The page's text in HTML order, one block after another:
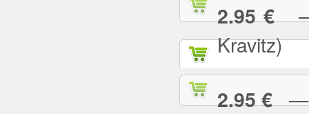
2.95 €—
Kravitz)
2.95 €—